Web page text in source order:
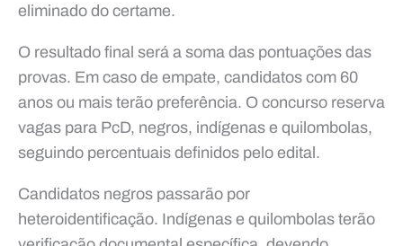
eliminado do certame.
O resultado final será a soma das pontuações das
provas. Em caso de empate, candidatos com 60
anos ou mais terão preferência. O concurso reserva
vagas para PcD, negros, indígenas e quilombolas,
seguindo percentuais definidos pelo edital.
Candidatos negros passarão por
heteroidentificação. Indígenas e quilombolas terão